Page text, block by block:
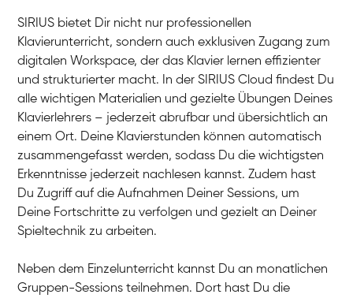
Klavier / Piano / Flügel
Klavier / Piano / Flügel
Hannes
Klavier / Piano / Flügel
Klavier / Piano / Flügel
SIRIUS bietet Dir nicht nur professionellen
Klavierunterricht, sondern auch exklusiven Zugang zum
digitalen Workspace, der das Klavier lernen effizienter
und strukturierter macht. In der SIRIUS Cloud findest Du
alle wichtigen Materialien und gezielte Übungen Deines
Klavierlehrers – jederzeit abrufbar und übersichtlich an
einem Ort. Deine Klavierstunden können automatisch
zusammengefasst werden, sodass Du die wichtigsten
Erkenntnisse jederzeit nachlesen kannst. Zudem hast
Du Zugriff auf die Aufnahmen Deiner Sessions, um
Deine Fortschritte zu verfolgen und gezielt an Deiner
Spieltechnik zu arbeiten.
Neben dem Einzelunterricht kannst Du an monatlichen
Gruppen-Sessions teilnehmen. Dort hast Du die